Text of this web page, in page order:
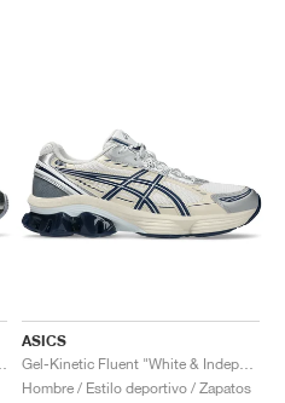
ASICS
Hombre / Estilo deportivo / Zapatos